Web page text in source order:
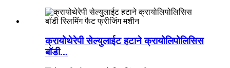
क्रायोथेरेपी सेल्युलाईट हटाने क्रायोलिपोलिसिस
बॉडी...